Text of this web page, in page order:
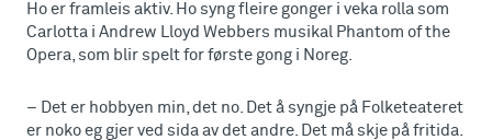
Ho er framleis aktiv. Ho syng fleire gonger i veka rolla som
Carlotta i Andrew Lloyd Webbers musikal Phantom of the
Opera, som blir spelt for første gong i Noreg.
– Det er hobbyen min, det no. Det å syngje på Folketeateret
er noko eg gjer ved sida av det andre. Det må skje på fritida.